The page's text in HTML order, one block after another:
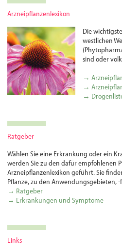
Arzneipflanzenlexikon
Die
westlichen
sind oder
→
→
→
Ratgeber
Wählen Sie eine Erkrankung oder ein
werden Sie zu den dafür empfohlenen
Arzneipflanzenlexikon geführt. Sie
Pflanze, zu den Anwendungsgebieten,
→ Ratgeber
→ Erkrankungen und Symptome
Links